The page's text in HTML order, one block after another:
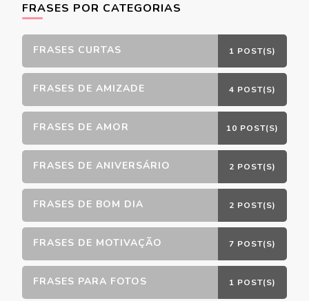
FRASES POR CATEGORIAS
FRASES CURTAS 1 POST(S)
FRASES DE AMIZADE 4 POST(S)
FRASES DE AMOR 10 POST(S)
FRASES DE ANIVERSÁRIO 2 POST(S)
FRASES DE BOM DIA 2 POST(S)
FRASES DE MOTIVAÇÃO 7 POST(S)
FRASES PARA FOTOS 1 POST(S)